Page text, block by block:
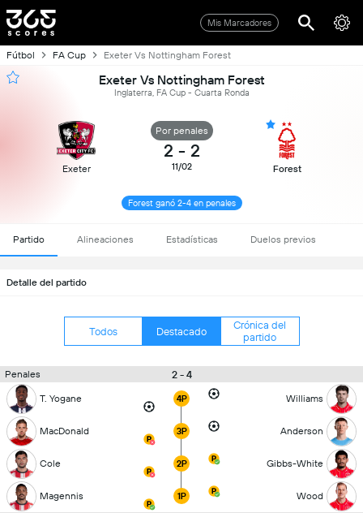
Mis Marcadores
Fútbol FA Cup Exeter Vs Nottingham Forest
Exeter Vs Nottingham Forest
Inglaterra, FA Cup - Cuarta Ronda
Exeter
Por penales
2 - 2
11/02 Forest
Forest ganó 2-4 en penales
Partido Alineaciones Estadísticas Duelos previos
Detalle del partido
Todos Destacado
Crónica del
partido
Penales 2 - 4
T. Yogane 4P Williams
MacDonald 3P Anderson
Cole 2P Gibbs-White
Magennis 1P Wood